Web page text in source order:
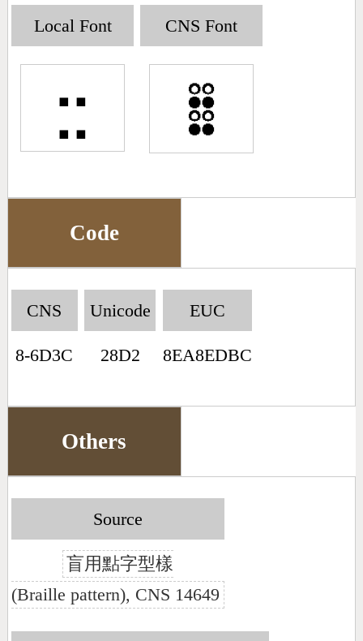
Big5 Query Pinyin Query
Pinyin Word Index
Local Font
⣒
CNS Font
Code
CNS
8-6D3C
Unicode
28D2
EUC
8EA8EDBC
Others
Source
盲用點字型樣
(Braille pattern), CNS 14649